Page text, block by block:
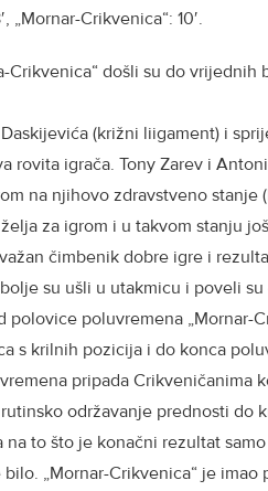
„Mornar-Crikvenica“: 10′.
Crikvenica“ došli su do
(križni liigament) i
rovita igrača. Tony Zarev i
na njihovo zdravstveno stanje
za igrom i u takvom stanju
čimbenik dobre igre i
bolje su ušli u utakmicu i poveli
polovice poluvremena „Mornar-
s krilnih pozicija i do konca
pripada Crikveničanima
održavanje prednosti do
na to što je konačni rezultat
„Mornar-Crikvenica“ je